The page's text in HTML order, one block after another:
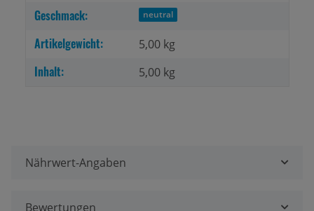
Geschmack: neutral
Artikelgewicht: 5,00 kg
Inhalt: 5,00 kg
Nährwert-Angaben
Bewertungen